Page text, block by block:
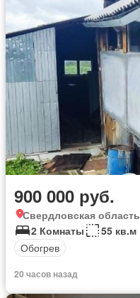
900 000 руб.
Свердловская область
2 Комнаты
55 кв.м
Обогрев
20 часов назад